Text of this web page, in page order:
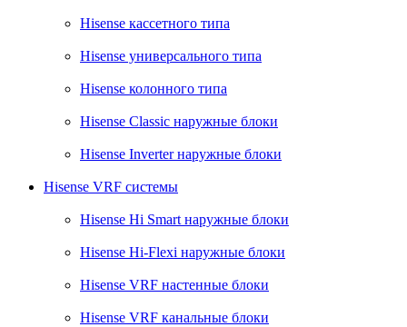
Hisense кассетного типа
Hisense универсального типа
Hisense колонного типа
Hisense Classic наружные блоки
Hisense Inverter наружные блоки
Hisense VRF системы
Hisense Hi Smart наружные блоки
Hisense Hi-Flexi наружные блоки
Hisense VRF настенные блоки
Hisense VRF канальные блоки